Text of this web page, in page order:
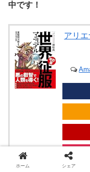
中です！
アリ
ホーム シェア